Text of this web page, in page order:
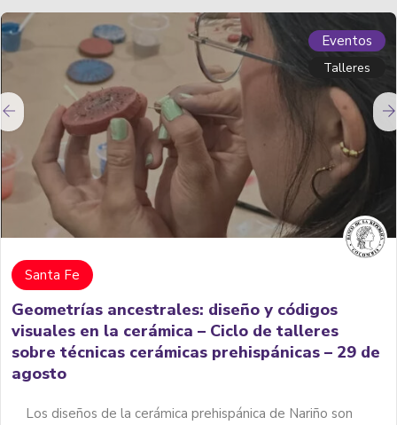
Eventos
Talleres
Santa Fe
Geometrías ancestrales: diseño y códigos
visuales en la cerámica – Ciclo de talleres
sobre técnicas cerámicas prehispánicas – 29 de
agosto
Los diseños de la cerámica prehispánica de Nariño son